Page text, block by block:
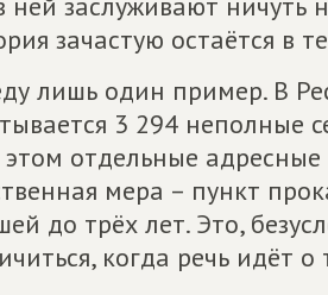
зачастую остаётся в
лишь один пример. В
3 294 неполные
отдельные
мера – пункт
до трёх лет. Это,
когда речь идёт о